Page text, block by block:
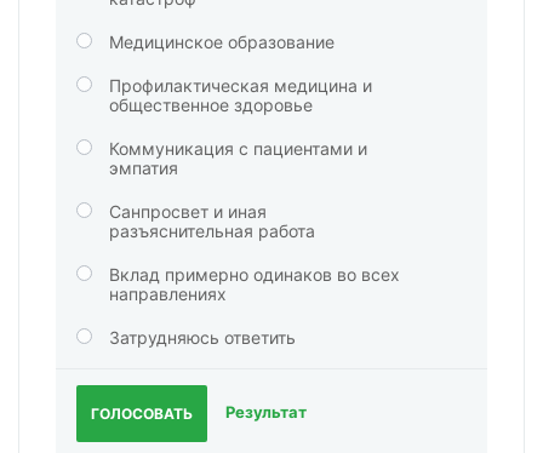
Медицинское образование
Профилактическая медицина и
общественное здоровье
Коммуникация с пациентами и
эмпатия
Санпросвет и иная
разъяснительная работа
Вклад примерно одинаков во всех
направлениях
Затрудняюсь ответить
ГОЛОСОВАТЬ Результат